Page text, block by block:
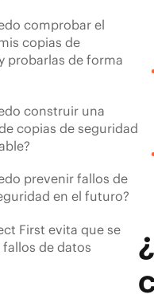
comprobar el
copias de
probarlas de forma
construir una
copias de seguridad
prevenir fallos de
en el futuro?
First evita que se
de datos